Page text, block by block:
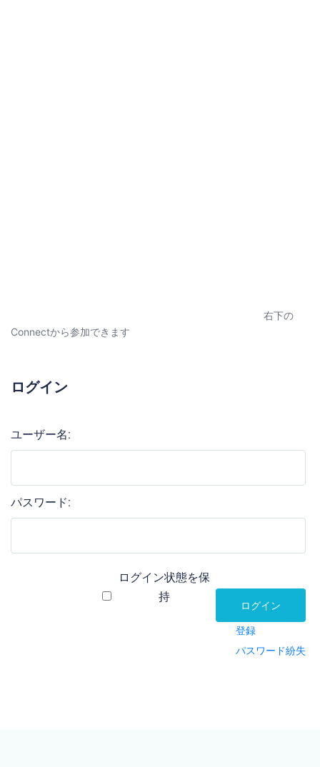
右下の
Connectから参加できます
ログイン
ユーザー名:
パスワード:
ログイン状態を保
持
ログイン
登録
パスワード紛失